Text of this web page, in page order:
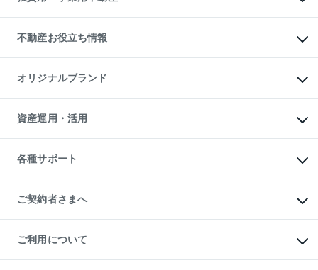
English 繁体中文簡体中文
売却ガイド
賃貸管理プラン
リロケーションについて
貸すガイド
事業用不動産
マンション投資
投資用マンション
アパート経営
収益物件
ビル購入（ビル一棟）
投資用不動産の売却査定
事業用不動産の売却査定
不動産お役立ち情報
マンションライブラリー
人気マンションランキング
暮らしに役立つ不動産メディア
不動産相場・不動産価格情報
不動産コラム・ニュース
不動産用語集
不動産なんでもネット相談室
住まいの税金
オリジナルブランド
一棟リノベーションマンション
L`GENTE（ルジェンテ）
区分リノベーションマンション
投資用一棟レジデンスWELL
不動産小口投資
LEGACIA（レガシア）
資産運用・活用
不動産M&A
アセットマネジメント・出資
各種サポート
相続サポート
リフォームサポート
ご契約者さまへ
ご紹介・再契約特典
入居者様専用-各種ご案内（賃貸）
東急こすもす会「こすもすWeb」
ご利用について